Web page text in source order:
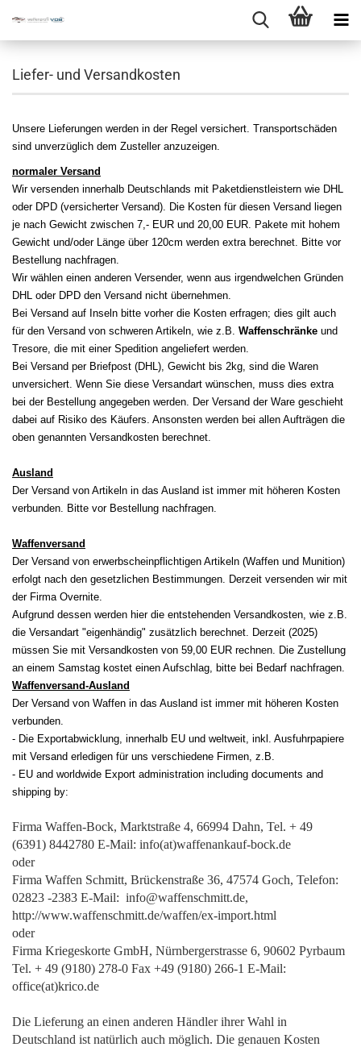
Liefer- und Versandkosten
Unsere Lieferungen werden in der Regel versichert. Transportschäden
sind unverzüglich dem Zusteller anzuzeigen.
normaler Versand
Wir versenden innerhalb Deutschlands mit Paketdienstleistern wie DHL
oder DPD (versicherter Versand). Die Kosten für diesen Versand liegen
je nach Gewicht zwischen 7,- EUR und 20,00 EUR. Pakete mit hohem
Gewicht und/oder Länge über 120cm werden extra berechnet. Bitte vor
Bestellung nachfragen.
Wir wählen einen anderen Versender, wenn aus irgendwelchen Gründen
DHL oder DPD den Versand nicht übernehmen.
Bei Versand auf Inseln bitte vorher die Kosten erfragen; dies gilt auch
für den Versand von schweren Artikeln, wie z.B. Waffenschränke und
Tresore, die mit einer Spedition angeliefert werden.
Bei Versand per Briefpost (DHL), Gewicht bis 2kg, sind die Waren
unversichert. Wenn Sie diese Versandart wünschen, muss dies extra
bei der Bestellung angegeben werden. Der Versand der Ware geschieht
dabei auf Risiko des Käufers. Ansonsten werden bei allen Aufträgen die
oben genannten Versandkosten berechnet.
Ausland
Der Versand von Artikeln in das Ausland ist immer mit höheren Kosten
verbunden. Bitte vor Bestellung nachfragen.
Waffenversand
Der Versand von erwerbscheinpflichtigen Artikeln (Waffen und Munition)
erfolgt nach den gesetzlichen Bestimmungen. Derzeit versenden wir mit
der Firma Overnite.
Aufgrund dessen werden hier die entstehenden Versandkosten, wie z.B.
die Versandart "eigenhändig" zusätzlich berechnet. Derzeit (2025)
müssen Sie mit Versandkosten von 59,00 EUR rechnen. Die Zustellung
an einem Samstag kostet einen Aufschlag, bitte bei Bedarf nachfragen.
Waffenversand-Ausland
Der Versand von Waffen in das Ausland ist immer mit höheren Kosten
verbunden.
- Die Exportabwicklung, innerhalb EU und weltweit, inkl. Ausfuhrpapiere
mit Versand erledigen für uns verschiedene Firmen, z.B.
- EU and worldwide Export administration including documents and
shipping by:
Firma Waffen-Bock, Marktstraße 4, 66994 Dahn, Tel. + 49
(6391) 8442780 E-Mail: info(at)waffenankauf-bock.de
oder
Firma Waffen Schmitt, Brückenstraße 36, 47574 Goch, Telefon:
02823 -2383 E-Mail: info@waffenschmitt.de,
http://www.waffenschmitt.de/waffen/ex-import.html
oder
Firma Kriegeskorte GmbH, Nürnbergerstrasse 6, 90602 Pyrbaum
Tel. + 49 (9180) 278-0 Fax +49 (9180) 266-1 E-Mail:
office(at)krico.de
Die Lieferung an einen anderen Händler ihrer Wahl in
Deutschland ist natürlich auch möglich. Die genauen Kosten